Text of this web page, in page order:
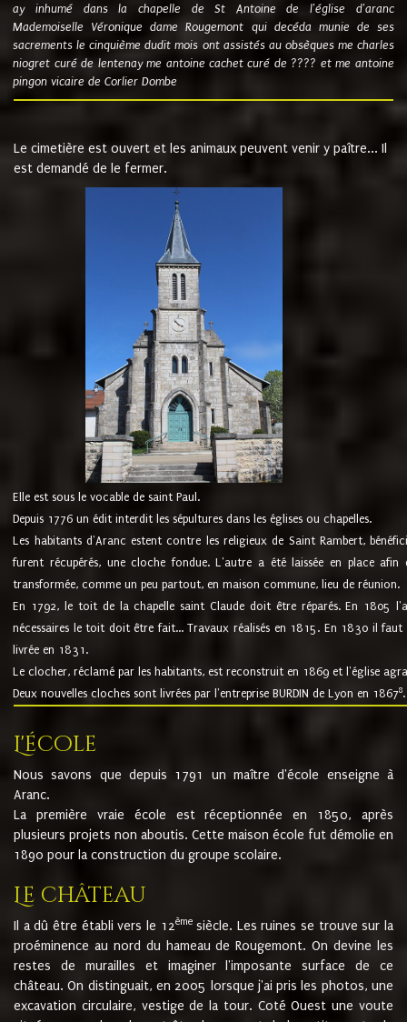
ay inhumé dans la chapelle de St Antoine de l'église d'aranc
Mademoiselle Véronique dame Rougemont qui decéda munie de ses
sacrements le cinquième dudit mois ont assistés au obsèques me charles
niogret curé de lentenay me antoine cachet curé de ???? et me antoine
pingon vicaire de Corlier Dombe
Le cimetière est ouvert et les animaux peuvent venir y paître... Il
est demandé de le fermer.
Elle est sous le vocable de saint Paul.
Depuis 1776 un édit interdit les sépultures dans les églises ou chapelles.
Les habitants d'Aranc estent contre les religieux de Saint Rambert,
furent récupérés, une cloche fondue. L'autre a été laissée en place
transformée, comme un peu partout, en maison commune, lieu de réunion.
En 1792, le toit de la chapelle saint Claude doit être réparés. En 1805
nécessaires le toit doit être fait... Travaux réalisés en 1815. En 1830 il
livrée en 1831.
Le clocher, réclamé par les habitants, est reconstruit en 1869 et l'église
Deux nouvelles cloches sont livrées par l'entreprise BURDIN de Lyon en 18678.
L'école
Nous savons que depuis 1791 un maître d'école enseigne à
Aranc.
La première vraie école est réceptionnée en 1850, après
plusieurs projets non aboutis. Cette maison école fut démolie en
1890 pour la construction du groupe scolaire.
Le château
Il a dû être établi vers le 12èmesiècle. Les ruines se trouve sur la
proéminence au nord du hameau de Rougemont. On devine les
restes de murailles et imaginer l'imposante surface de ce
château. On distinguait, en 2005 lorsque j'ai pris les photos, une
excavation circulaire, vestige de la tour. Coté Ouest une voute